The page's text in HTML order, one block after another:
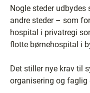
Nogle steder udbydes
andre steder – som
hospital i privatregi
flotte børnehospital i
Det stiller nye krav til
organisering og faglig